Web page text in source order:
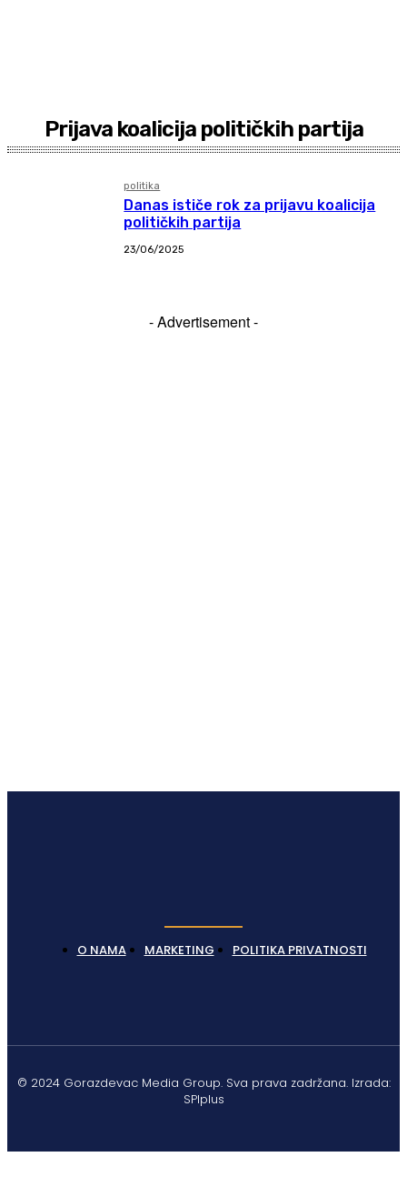
Prijava koalicija političkih partija
politika
Danas ističe rok za prijavu koalicija
političkih partija
23/06/2025
- Advertisement -
O NAMA MARKETING POLITIKA PRIVATNOSTI
© 2024 Gorazdevac Media Group. Sva prava zadržana. Izrada:
SPIplus